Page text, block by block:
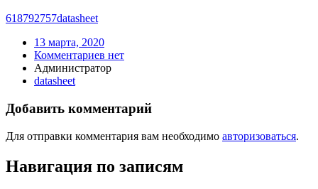
618792757datasheet
13 марта, 2020
Комментариев нет
Администратор
datasheet
Добавить комментарий
Для отправки комментария вам необходимо авторизоваться.
Навигация по записям